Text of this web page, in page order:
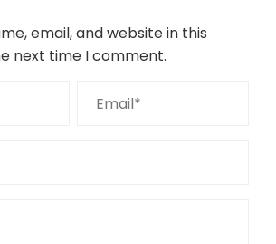
email, and website in this
next time I comment.